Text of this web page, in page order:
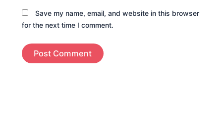
Save my name, email, and website in this browser
for the next time I comment.